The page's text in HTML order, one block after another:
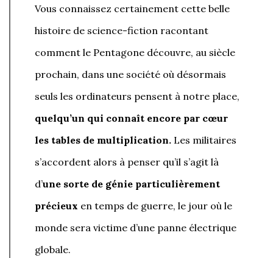
Vous connaissez certainement cette belle
histoire de science-fiction racontant
comment le Pentagone découvre, au siècle
prochain, dans une société où désormais
seuls les ordinateurs pensent à notre place,
quelqu’un qui connaît encore par cœur
les tables de multiplication. Les militaires
s’accordent alors à penser qu’il s’agit là
d’une sorte de génie particulièrement
précieux en temps de guerre, le jour où le
monde sera victime d’une panne électrique
globale.